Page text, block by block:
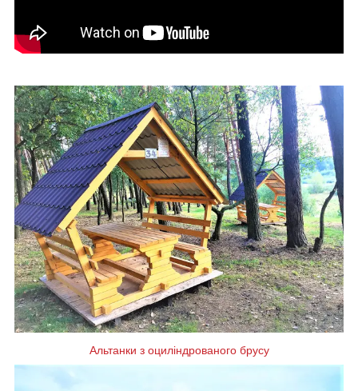
Альтанки з оциліндрованого брусу